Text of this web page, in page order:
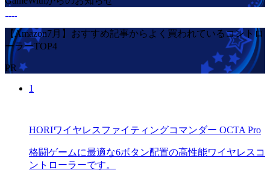
【Amazon7月】おすすめ記事からよく買われているコントロ
ーラーTOP4
PR
1
HORIワイヤレスファイティングコマンダー OCTA Pro
格闘ゲームに最適な6ボタン配置の高性能ワイヤレスコ
ントローラーです。